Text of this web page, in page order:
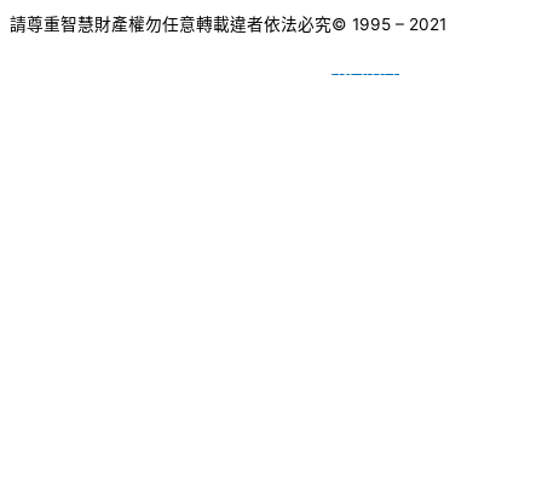
請尊重智慧財產權勿任意轉載違者依法必究© 1995 – 2021